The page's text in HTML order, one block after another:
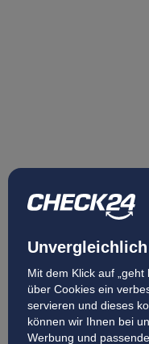
Mit dem Klick auf
über Cookies ein
servieren und dieses
können wir Ihnen bei
Werbung und